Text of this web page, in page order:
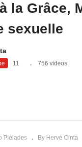
#5 – L’eau
la Grâce,
sexuelle
11 756 videos
Pléiades By Hervé Cinta